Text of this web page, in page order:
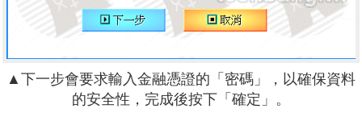
▲下一步會要求輸入金融憑證的「密碼」，以確保資料
的安全性，完成後按下「確定」。